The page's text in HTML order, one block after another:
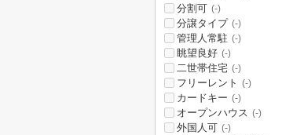
分割可 (-)
分譲タイプ (-)
管理人常駐 (-)
眺望良好 (-)
二世帯住宅 (-)
フリーレント (-)
カードキー (-)
オープンハウス (-)
外国人可 (-)